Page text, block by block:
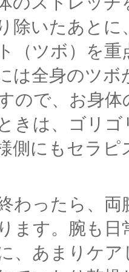
除いたあとに
（ツボ）を
は全身のツ
ので、お身
きは、ゴリ
側にもセラピ
わったら、
ます。腕も
、あまりケ